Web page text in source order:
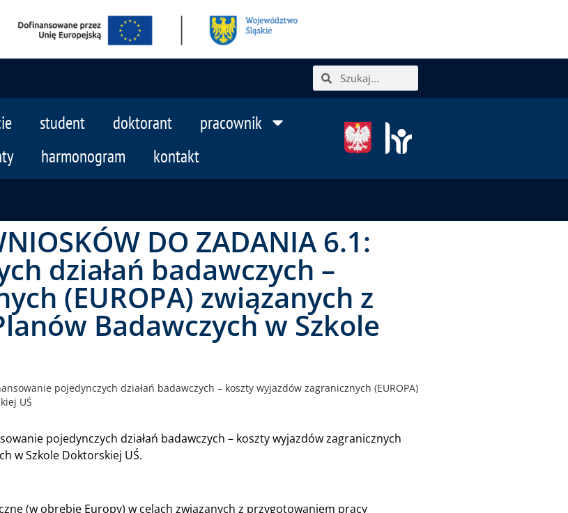
student doktorant
pracownik
harmonogram
kontakt
DO ZADANIA 6.1:
działań badawczych –
(EUROPA) związanych z
Badawczych w Szkole
pojedynczych działań badawczych – koszty wyjazdów zagranicznych (EUROPA)
UŚ
pojedynczych działań badawczych – koszty wyjazdów zagranicznych
w Szkole Doktorskiej UŚ.
(w obrębie Europy) w celach związanych z przygotowaniem pracy